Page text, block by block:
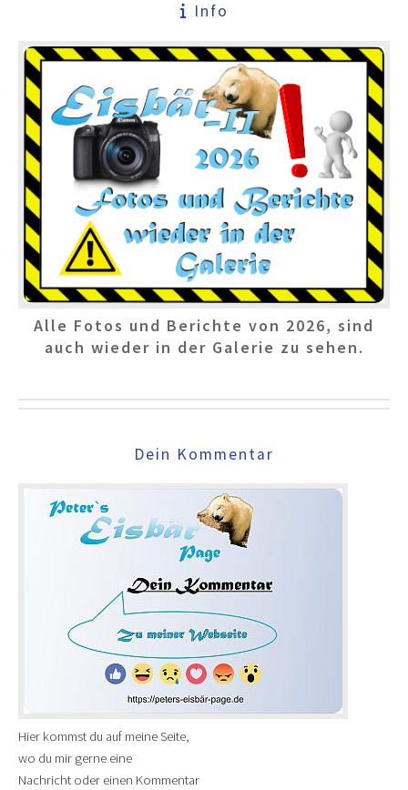
Info
Alle Fotos und Berichte von 2026, sind
auch wieder in der Galerie zu sehen.
Dein Kommentar
Hier kommst du auf meine Seite,
wo du mir gerne eine
Nachricht oder einen Kommentar